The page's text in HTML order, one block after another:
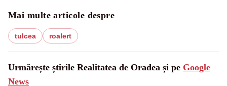
Mai multe articole despre
tulcea roalert
Urmărește știrile Realitatea de Oradea și pe Google
News